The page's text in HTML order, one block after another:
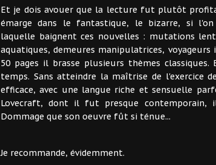
Et je dois avouer que la lecture fut plutôt
émarge dans le fantastique, le bizarre, si
laquelle baignent ces nouvelles : mutations
aquatiques, demeures manipulatrices,
50 pages il brasse plusieurs thèmes
temps. Sans atteindre la maîtrise de l'exercice
efficace, avec une langue riche et sensuelle
Lovecraft, dont il fut presque contemporain,
Dommage que son oeuvre fût si ténue...
Je recommande, évidemment.